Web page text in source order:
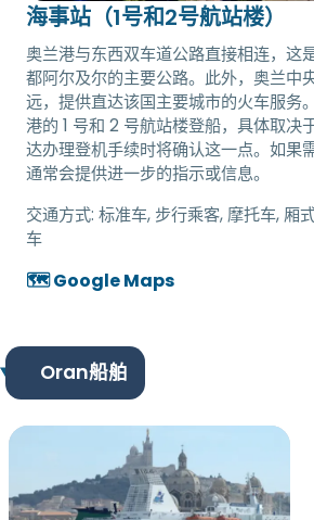
海事站（1号和2号航站楼）
奥兰港与东西双车道公路直接相连，这
都阿尔及尔的主要公路。此外，奥兰中
远，提供直达该国主要城市的火车服务
港的 1 号和 2 号航站楼登船，具体取决
达办理登机手续时将确认这一点。如果
通常会提供进一步的指示或信息。
交通方式: 标准车, 步行乘客, 摩托车, 厢
车
🗺️ Google Maps
Oran船舶